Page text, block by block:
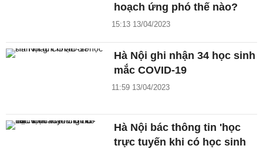
hoạch ứng phó thế nào?
15:13 13/04/2023
Hà Nội ghi nhận 34 học sinh
mắc COVID-19
11:59 13/04/2023
Hà Nội bác thông tin 'học
trực tuyến khi có học sinh